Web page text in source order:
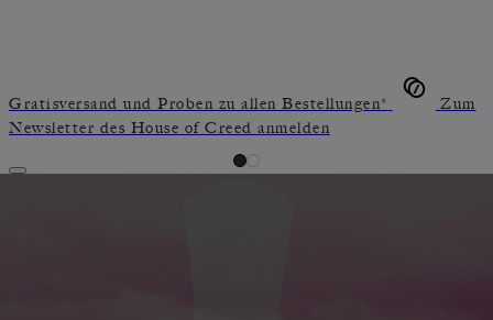
Gratisversand und Proben zu allen Bestellungen*
Zum
Newsletter des House of Creed anmelden